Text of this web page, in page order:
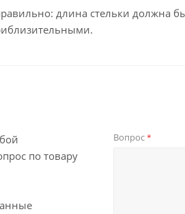
длина стельки должна
по товару
Вопрос*